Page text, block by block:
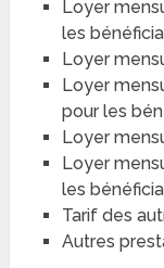
Loyer
les
Loyer
Loyer
pour les
Loyer
Loyer
les
Tarif des
Autres